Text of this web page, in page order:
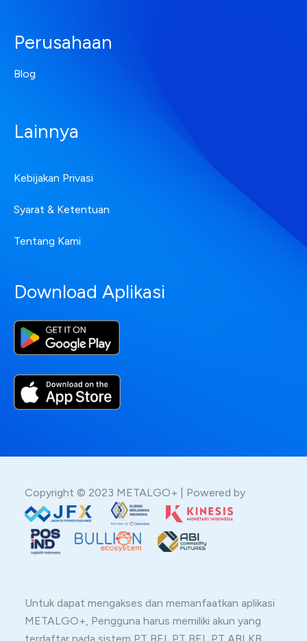
Perusahaan
Blog
Lainnya
Kebijakan Privasi
Syarat & Ketentuan
Tentang Kami
Download Aplikasi
Copyright © 2023 METALGO+ | Powered by
Untuk dapat mengakses dan memanfaatkan aplikasi
METALGO+, Pengguna harus memiliki akun yang